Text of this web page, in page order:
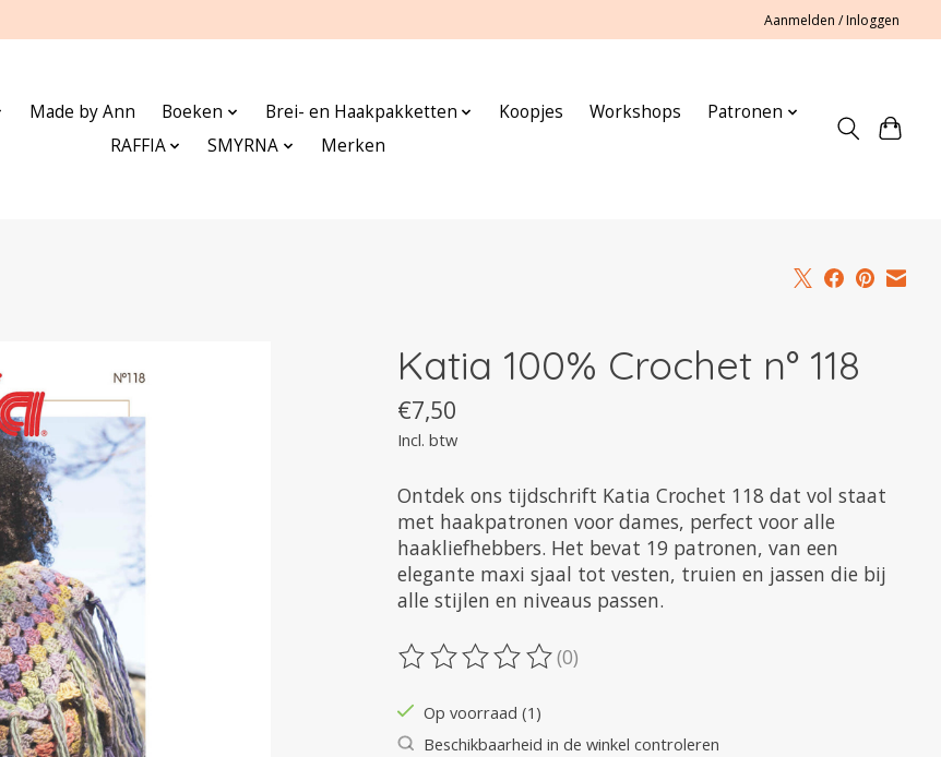
Aanmelden / Inloggen
Made by Ann Boeken Brei- en Haakpakketten Koopjes Workshops
Patronen
RAFFIA
SMYRNA Merken
Katia 100% Crochet n° 118
€7,50
Incl. btw
Ontdek ons tijdschrift Katia Crochet 118 dat vol staat
met haakpatronen voor dames, perfect voor alle
haakliefhebbers. Het bevat 19 patronen, van een
elegante maxi sjaal tot vesten, truien en jassen die bij
alle stijlen en niveaus passen.
De beoordeling van dit product is
(0)
Op voorraad (1)
Beschikbaarheid in de winkel controleren